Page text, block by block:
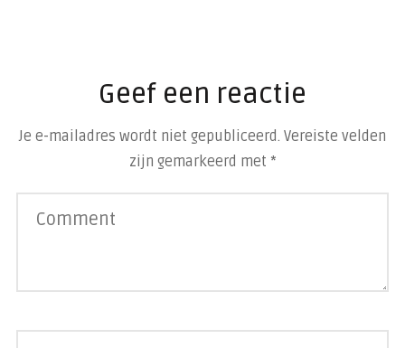
Geef een reactie
Je e-mailadres wordt niet gepubliceerd. Vereiste velden
zijn gemarkeerd met *